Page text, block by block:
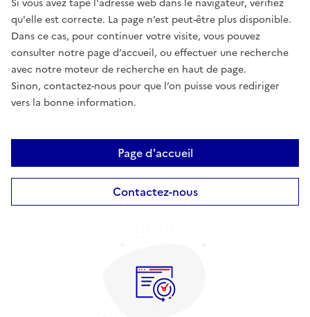
Si vous avez tapé l'adresse web dans le navigateur, vérifiez
qu'elle est correcte. La page n’est peut-être plus disponible.
Dans ce cas, pour continuer votre visite, vous pouvez
consulter notre page d’accueil, ou effectuer une recherche
avec notre moteur de recherche en haut de page.
Sinon, contactez-nous pour que l’on puisse vous rediriger
vers la bonne information.
Page d'accueil
Contactez-nous